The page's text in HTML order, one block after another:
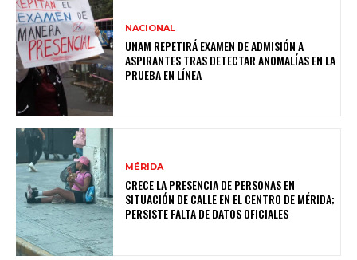
NACIONAL
UNAM REPETIRÁ EXAMEN DE ADMISIÓN A
ASPIRANTES TRAS DETECTAR ANOMALÍAS EN LA
PRUEBA EN LÍNEA
MÉRIDA
CRECE LA PRESENCIA DE PERSONAS EN
SITUACIÓN DE CALLE EN EL CENTRO DE MÉRIDA;
PERSISTE FALTA DE DATOS OFICIALES